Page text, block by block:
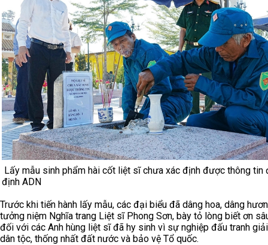
Lấy mẫu sinh phẩm hài cốt liệt sĩ chưa xác định được thông tin
định ADN
Trước khi tiến hành lấy mẫu, các đại biểu đã dâng hoa, dâng
tưởng niệm Nghĩa trang Liệt sĩ Phong Sơn, bày tỏ lòng biết ơn
đối với các Anh hùng liệt sĩ đã hy sinh vì sự nghiệp đấu tranh
dân tộc, thống nhất đất nước và bảo vệ Tổ quốc.